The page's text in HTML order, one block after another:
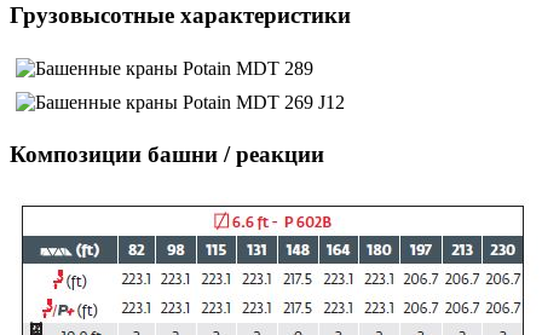
Грузовысотные характеристики
Композиции башни / реакции